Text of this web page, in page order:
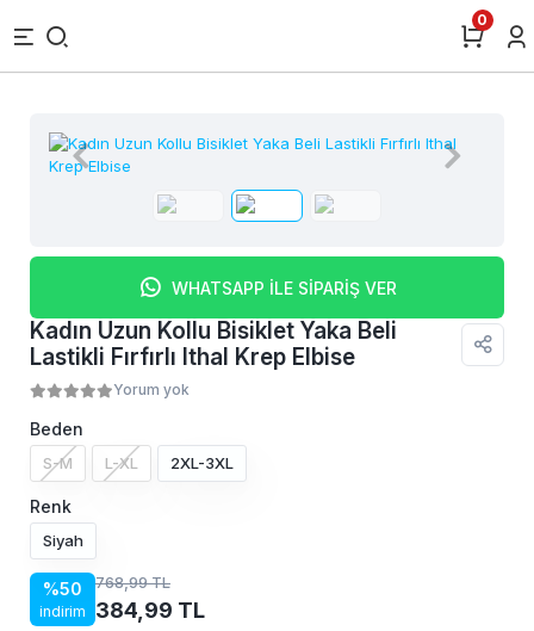
0
WHATSAPP İLE SİPARİŞ VER
Kadın Uzun Kollu Bisiklet Yaka Beli
Lastikli Fırfırlı Ithal Krep Elbise
Yorum yok
Beden
S-M L-XL 2XL-3XL
Renk
Siyah
%50
indirim
768,99 TL
384,99 TL